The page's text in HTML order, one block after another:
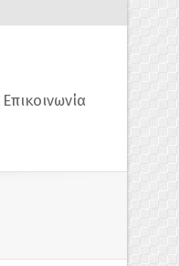
Επικοινωνία